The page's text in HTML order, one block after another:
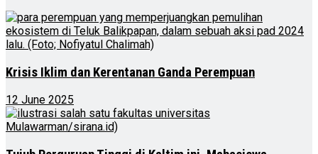
Krisis Iklim dan Kerentanan Ganda Perempuan
12 June 2025